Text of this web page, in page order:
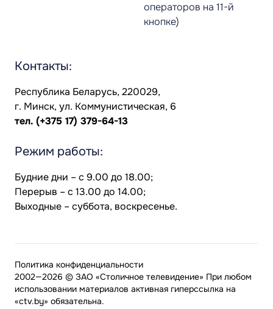
операторов на 11-й
кнопке)
Контакты:
Республика Беларусь, 220029,
г. Минск, ул. Коммунистическая, 6
тел. (+375 17) 379-64-13
Режим работы:
Будние дни – с 9.00 до 18.00;
Перерыв – с 13.00 до 14.00;
Выходные – суббота, воскресенье.
2002—2026 © ЗАО «Столичное телевидение» При любом
использовании материалов активная гиперссылка на
«ctv.by» обязательна.
Политика конфиденциальности